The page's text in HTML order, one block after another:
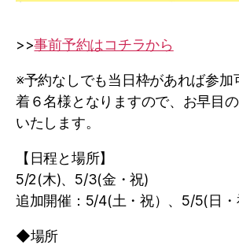
>>事前予約はコチラから
※予約なしでも当日枠があれば参加
着６名様となりますので、お早目
いたします。
【日程と場所】
5/2(木)、5/3(金・祝)
追加開催：5/4(土・祝）、5/5(日・
◆場所